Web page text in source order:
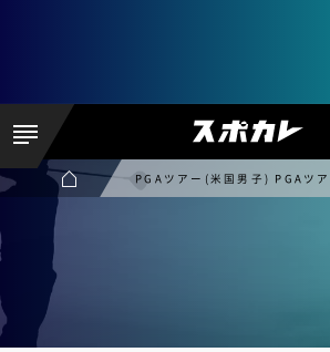
PGAツアー(米国男子) PGAツ